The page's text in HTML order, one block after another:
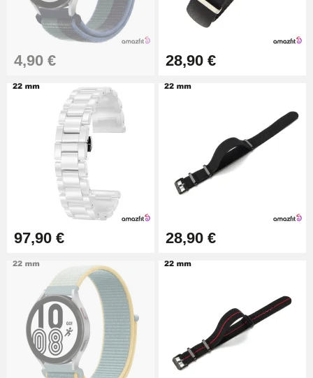
Extracteur de Bracelet de
Montre Facile
4,90 € 28,90 €
97,90 € 28,90 €